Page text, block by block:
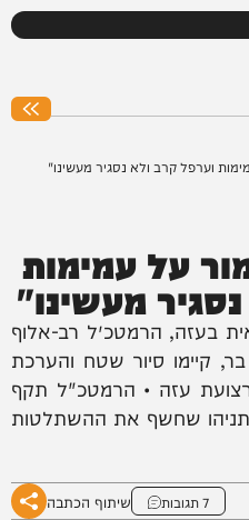
וערפל קרב ולא נסגיר מעשינו"
על עמימות
מעשינו"
בעזה, הרמטכ״ל רב-אלוף
קיימו סיור שטח והערכת
עזה • הרמטכ"ל תקף
שחשף את ההשתלטות
7 תגובות שיתוף הכתבה